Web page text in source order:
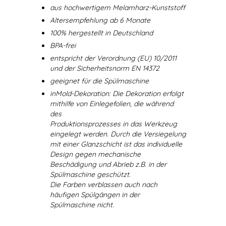
aus hochwertigem Melamharz-Kunststoff
Altersempfehlung ab 6 Monate
100% hergestellt in Deutschland
BPA-frei
entspricht der Verordnung (EU) 10/2011
und der Sicherheitsnorm EN 14372
geeignet für die Spülmaschine
inMold-Dekoration: Die Dekoration erfolgt
mithilfe von Einlegefolien, die während
des
Produktionsprozesses in das Werkzeug
eingelegt werden. Durch die Versiegelung
mit einer Glanzschicht ist das individuelle
Design gegen mechanische
Beschädigung und Abrieb z.B. in der
Spülmaschine geschützt.
Die Farben verblassen auch nach
häufigen Spülgängen in der
Spülmaschine nicht.